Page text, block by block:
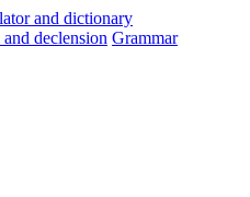
and declension Grammar